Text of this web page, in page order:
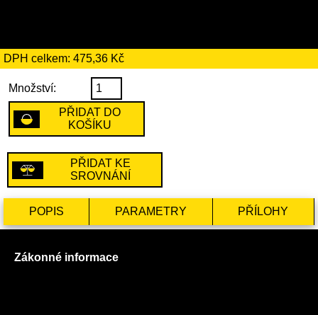
DPH celkem: 475,36 Kč
Množství:
PŘIDAT DO
KOŠÍKU
PŘIDAT KE
SROVNÁNÍ
POPIS PARAMETRY PŘÍLOHY
Zákonné informace